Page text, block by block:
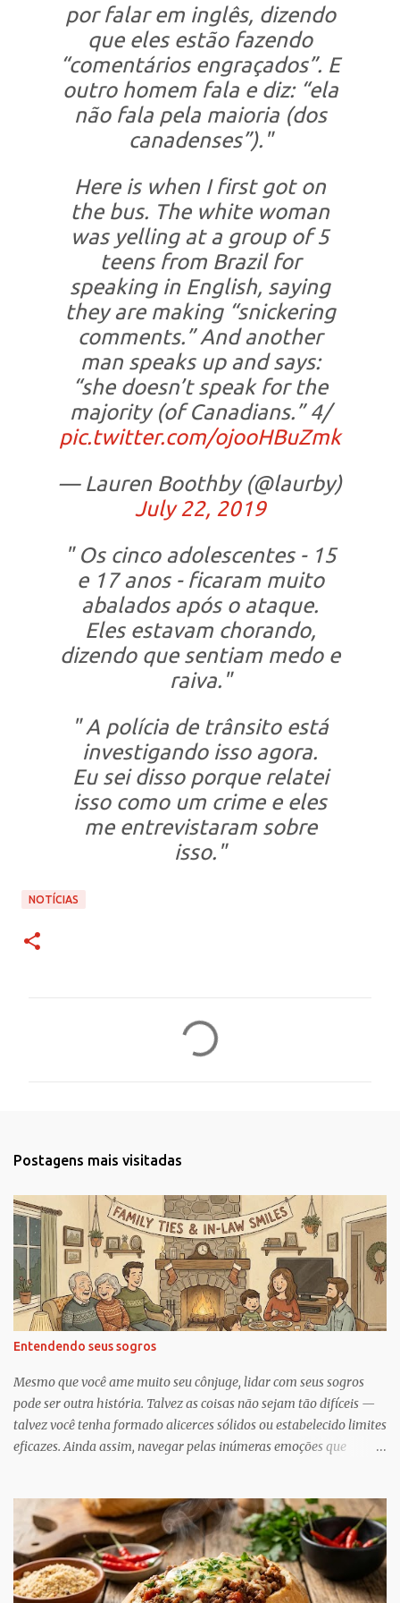
por falar em inglês, dizendo
que eles estão fazendo
“comentários engraçados”. E
outro homem fala e diz: “ela
não fala pela maioria (dos
canadenses”)."
Here is when I first got on
the bus. The white woman
was yelling at a group of 5
teens from Brazil for
speaking in English, saying
they are making “snickering
comments.” And another
man speaks up and says:
“she doesn’t speak for the
majority (of Canadians.” 4/
pic.twitter.com/ojooHBuZmk
— Lauren Boothby (@laurby)
July 22, 2019
" Os cinco adolescentes - 15
e 17 anos - ficaram muito
abalados após o ataque.
Eles estavam chorando,
dizendo que sentiam medo e
raiva."
" A polícia de trânsito está
investigando isso agora.
Eu sei disso porque relatei
isso como um crime e eles
me entrevistaram sobre
isso."
NOTÍCIAS
r
i
o
s
Postagens mais visitadas
Entendendo seus sogros
Mesmo que você ame muito seu cônjuge, lidar com seus sogros
pode ser outra história. Talvez as coisas não sejam tão difíceis —
talvez você tenha formado alicerces sólidos ou estabelecido limites
eficazes. Ainda assim, navegar pelas inúmeras emoções que
professor da Escola de Serviço Social da Universidade de
Maryland. Greif é coautor de In-Law Relationships: Mothers,
Daughters, Fathers, and Sons , para o qual ele e o coautor Michael
Wooley, PhD, MSW, DCSW, entrevistaram mais de 1.500 sogros
para compartilhar como esses relacionamentos, embora às vezes